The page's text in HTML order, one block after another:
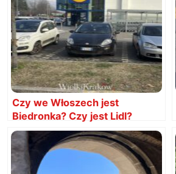
Czy we Włoszech jest
Biedronka? Czy jest Lidl?